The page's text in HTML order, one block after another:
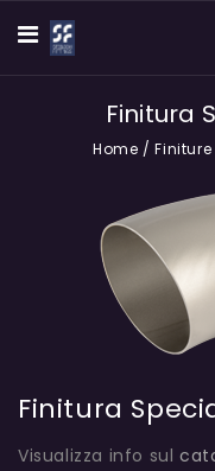
Finitura
Home /Finiture
Finitura
Visualizza info sul